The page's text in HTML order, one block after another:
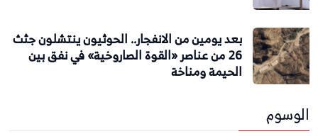
بعد يومين من الانفجار.. الحوثيون ينتشلون جثث
26 من عناصر «القوة الصاروخية» في نفق بين
الحيمة ومناخة
الوسوم